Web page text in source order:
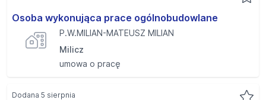
Osoba wykonująca prace ogólnobudowlane
P.W.MILIAN-MATEUSZ MILIAN
Milicz
umowa o pracę
Dodana 5 sierpnia